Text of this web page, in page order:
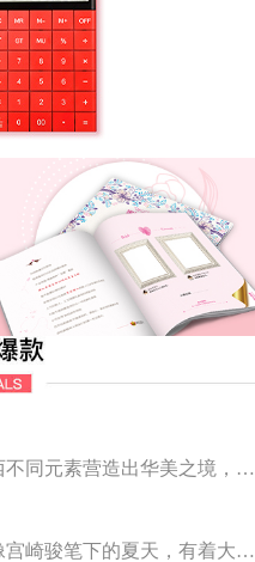
一场特别的新中式婚礼，融合中西不同元素营造出华美之境，有庄严浪漫的西式证婚，也有含蓄深情的中式感恩，从古典到现代，从前世到今生，爱，隽永铭刻。
整场婚礼以清爽夏日感为基调，像宫崎骏笔下的夏天，有着大朵大朵像棉花糖似的白云，有蔚蓝蔚蓝的天空和青绿青绿的草地，有着童话世界里干净纯洁的美好，有着日系画风下的治愈感。